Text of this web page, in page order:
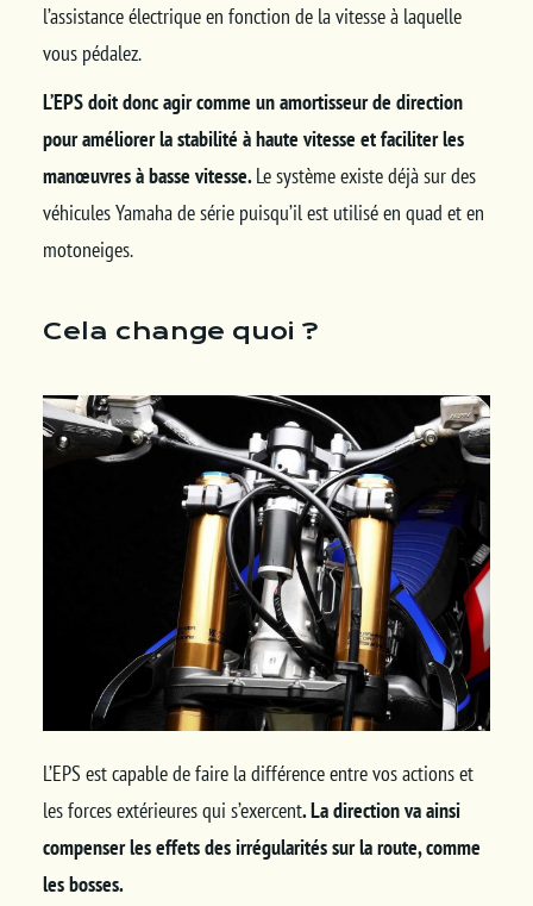
l’assistance électrique en fonction de la vitesse à laquelle
vous pédalez.
L’EPS doit donc agir comme un amortisseur de direction
pour améliorer la stabilité à haute vitesse et faciliter les
manœuvres à basse vitesse.Le système existe déjà sur des
véhicules Yamaha de série puisqu’il est utilisé en quad et en
motoneiges.
Cela change quoi ?
L’EPS est capable de faire la différence entre vos actions et
les forces extérieures qui s’exercent. La direction va ainsi
compenser les effets des irrégularités sur la route, comme
les bosses.